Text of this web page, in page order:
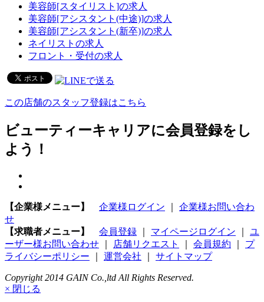
美容師[スタイリスト]の求人
美容師[アシスタント(中途)]の求人
美容師[アシスタント(新卒)]の求人
ネイリストの求人
フロント・受付の求人
この店舗のスタッフ登録はこちら
ビューティーキャリアに会員登録をし
よう！
【企業様メニュー】 企業様ログイン
企業様お問い合わ
せ
【求職者メニュー】
会員登録 マイページログイン
ユ
ーザー様お問い合わせ
店舗リクエスト 会員規約
プ
ライバシーポリシー
運営会社 サイトマップ
Copyright 2014 GAIN Co.,ltd All Rights Reserved.
× 閉じる